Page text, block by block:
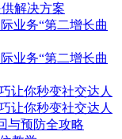
解决方案
业务“第二增长曲
业务“第二增长曲
让你秒变社交达人
让你秒变社交达人
与预防全攻略